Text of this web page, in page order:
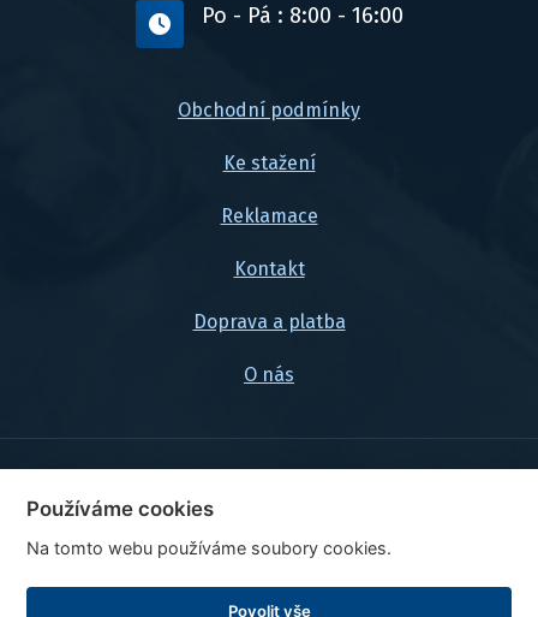
Po - Pá : 8:00 - 16:00
Obchodní podmínky
Ke stažení
Reklamace
Kontakt
Doprava a platba
O nás
© 2026, FlexaMi Auto s.r.o.
Ceny jsou uvedeny vč. DPH
Upravit nastavení cookies
Používáme cookies
Na tomto webu používáme soubory cookies.
Povolit vše